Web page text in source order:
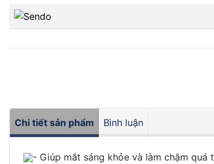
Chi tiết sản phẩm Bình luận
- Giúp mắt sáng khỏe và làm chậm